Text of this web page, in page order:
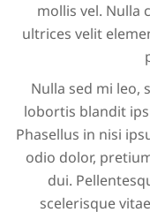
mollis vel. Nulla
ultrices velit
Nulla sed mi leo,
lobortis blandit
Phasellus in nisi
odio dolor,
dui.
scelerisque